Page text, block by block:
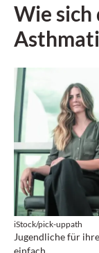
Wie sich
iStock/pick-uppath
Jugendliche für
einfach.